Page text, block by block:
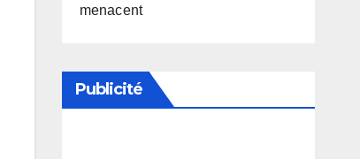
menacent
Publicité